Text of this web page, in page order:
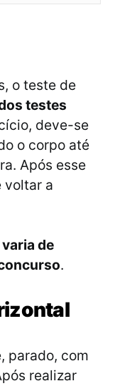
o teste de
testes
deve-se
o corpo até
Após esse
voltar a
de
.
parado, com
realizar